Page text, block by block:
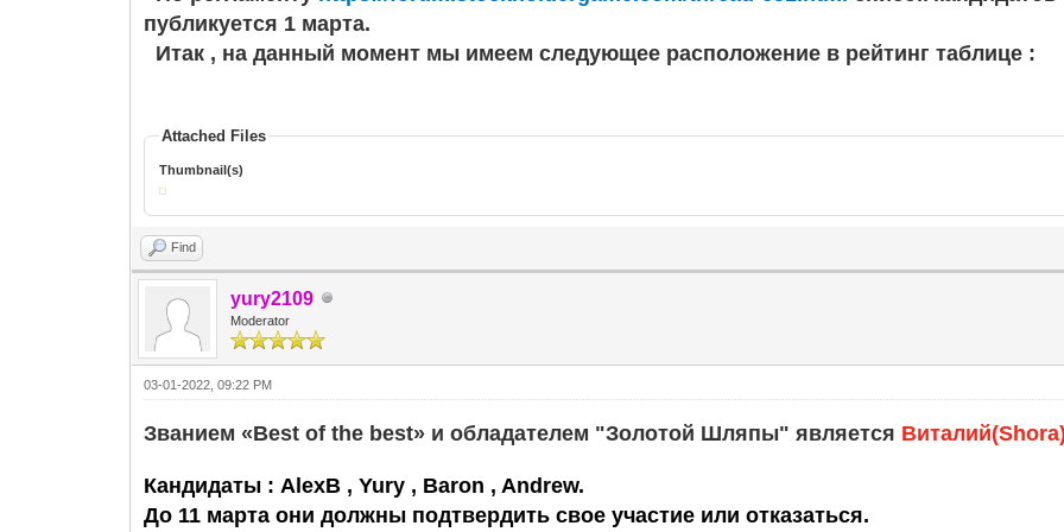
публикуется 1 марта.
Итак , на данный момент мы имеем следующее расположение в рейтинг таблице :
Attached Files
Thumbnail(s)
Find
yury2109
Moderator
03-01-2022, 09:22 PM
Званием «Best of the best» и обладателем "Золотой Шляпы" является
Кандидаты : AlexB , Yury , Baron , Andrew.
До 11 марта они должны подтвердить свое участие или отказаться.